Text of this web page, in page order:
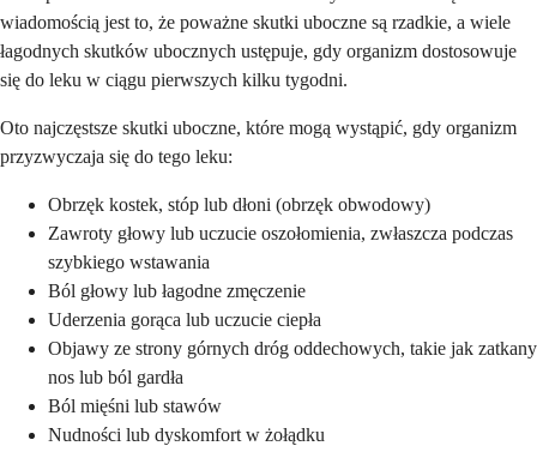
wiadomością jest to, że poważne skutki uboczne są rzadkie, a wiele
łagodnych skutków ubocznych ustępuje, gdy organizm dostosowuje
się do leku w ciągu pierwszych kilku tygodni.
Oto najczęstsze skutki uboczne, które mogą wystąpić, gdy organizm
przyzwyczaja się do tego leku:
Obrzęk kostek, stóp lub dłoni (obrzęk obwodowy)
Zawroty głowy lub uczucie oszołomienia, zwłaszcza podczas
szybkiego wstawania
Ból głowy lub łagodne zmęczenie
Uderzenia gorąca lub uczucie ciepła
Objawy ze strony górnych dróg oddechowych, takie jak zatkany
nos lub ból gardła
Ból mięśni lub stawów
Nudności lub dyskomfort w żołądku